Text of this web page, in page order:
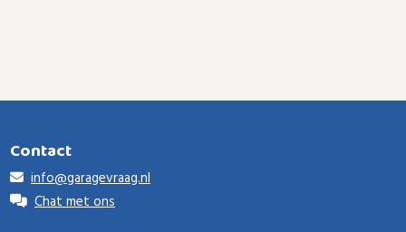
Contact
info@garagevraag.nl
Chat met ons